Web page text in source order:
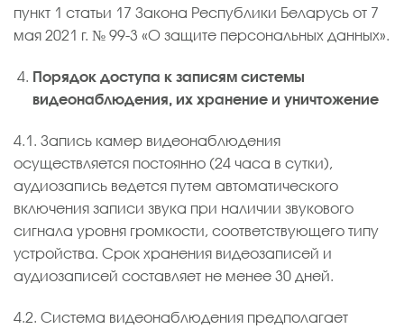
пункт 1 статьи 17 Закона Республики Беларусь от 7
мая 2021 г. № 99-3 «О защите персональных данных».
Порядок доступа к записям системы
видеонаблюдения, их хранение и уничтожение
4.1. Запись камер видеонаблюдения
осуществляется постоянно (24 часа в сутки),
аудиозапись ведется путем автоматического
включения записи звука при наличии звукового
сигнала уровня громкости, соответствующего типу
устройства. Срок хранения видеозаписей и
аудиозаписей составляет не менее 30 дней.
4.2. Система видеонаблюдения предполагает